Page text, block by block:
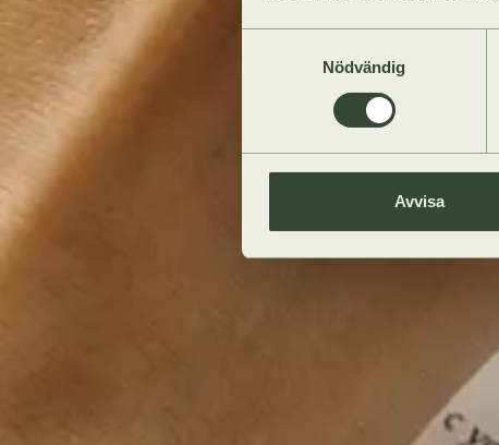
Nödvändig
Avvisa